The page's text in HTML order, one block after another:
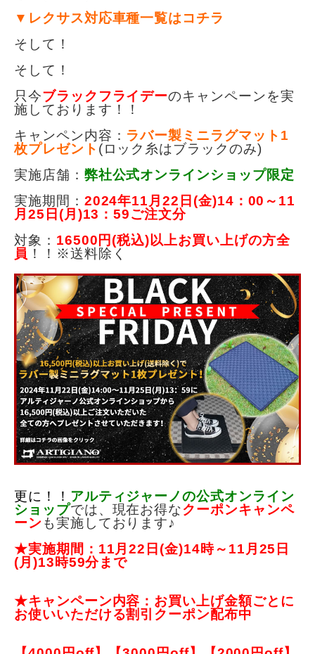
▼レクサス対応車種一覧はコチラ
そして！
そして！
只今ブラックフライデーのキャンペーンを実
施しております！！
キャンペン内容： ラバー製ミニラグマット1
枚プレゼント (ロック糸はブラックのみ)
実施店舗： 弊社公式オンラインショップ限定
実施期間： 2024年11月22日(金)14：00～11
月25日(月)13：59ご注文分
対象： 16500円(税込)以上お買い上げの方全
員 ！！※送料除く
更に！！ アルティジャーノの公式オンライン
ショップでは、現在お得なクーポンキャンペ
ーン も実施しております♪
★実施期間：11月22 日(金)14時～11月25 日
(月)13時59分まで
★キャンペーン内容：お買い上げ金額ごとに
お使いいただける割引クーポン配布中